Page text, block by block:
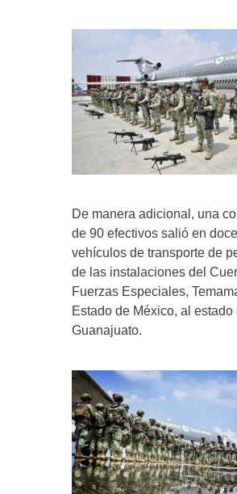
De manera adicional, una
de 90 efectivos salió en doce
vehículos de transporte de
de las instalaciones del
Fuerzas Especiales,
Estado de México, al estado
Guanajuato.